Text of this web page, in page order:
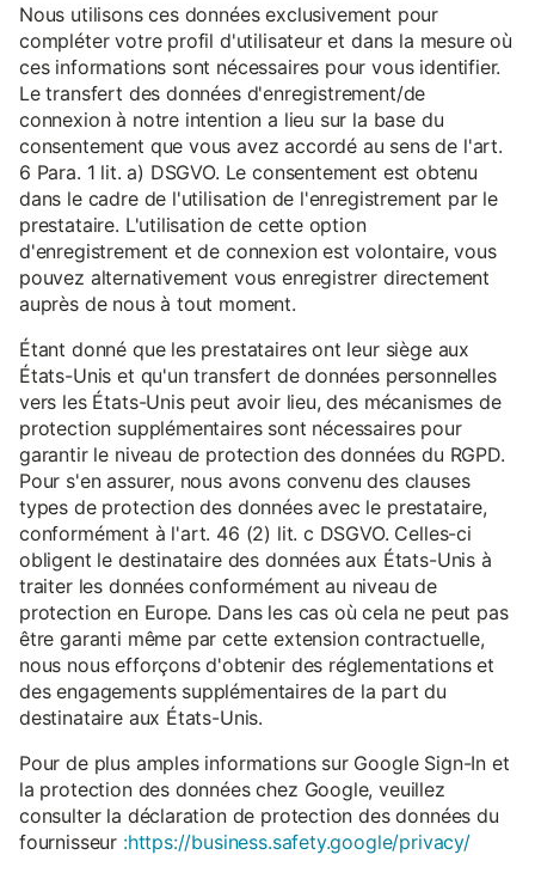
Nous utilisons ces données exclusivement pour
compléter votre profil d'utilisateur et dans la mesure où
ces informations sont nécessaires pour vous identifier.
Le transfert des données d'enregistrement/de
connexion à notre intention a lieu sur la base du
consentement que vous avez accordé au sens de l'art.
6 Para. 1 lit. a) DSGVO. Le consentement est obtenu
dans le cadre de l'utilisation de l'enregistrement par le
prestataire. L'utilisation de cette option
d'enregistrement et de connexion est volontaire, vous
pouvez alternativement vous enregistrer directement
auprès de nous à tout moment.
Étant donné que les prestataires ont leur siège aux
États-Unis et qu'un transfert de données personnelles
vers les États-Unis peut avoir lieu, des mécanismes de
protection supplémentaires sont nécessaires pour
garantir le niveau de protection des données du RGPD.
Pour s'en assurer, nous avons convenu des clauses
types de protection des données avec le prestataire,
conformément à l'art. 46 (2) lit. c DSGVO. Celles-ci
obligent le destinataire des données aux États-Unis à
traiter les données conformément au niveau de
protection en Europe. Dans les cas où cela ne peut pas
être garanti même par cette extension contractuelle,
nous nous efforçons d'obtenir des réglementations et
des engagements supplémentaires de la part du
destinataire aux États-Unis.
Pour de plus amples informations sur Google Sign-In et
la protection des données chez Google, veuillez
consulter la déclaration de protection des données du
fournisseur :https://business.safety.google/privacy/